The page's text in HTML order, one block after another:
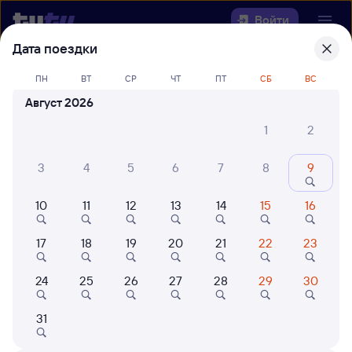
Войти
Выберите день, чтобы найтиж/д
билеты Дальнереченск-1 —
Когда
Кто едет
Дата поездки
ПН ВТ СР ЧТ ПТ СБ ВС
Август 2026
1
2
3 4 5 6 7 8 9
10 11 12 13 14 15 16
17 18 19 20 21 22 23
24 25 26 27 28 29 30
31